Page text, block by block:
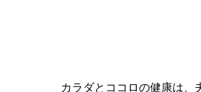
カラダとココロの健康は、